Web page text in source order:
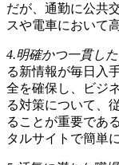
だが、通勤に公共
スや電車において
4.明確かつ一貫し
る新情報が毎日入
全を確保し、ビジ
る対策について、
ることが重要であ
タルサイトで簡単